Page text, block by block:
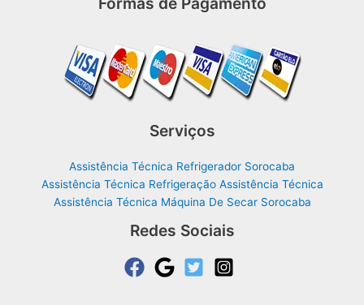
Serviços
Assistência Técnica Refrigerador Sorocaba
Assistência Técnica Refrigeração Assistência Técnica
Assistência Técnica Máquina De Secar Sorocaba
Redes Sociais